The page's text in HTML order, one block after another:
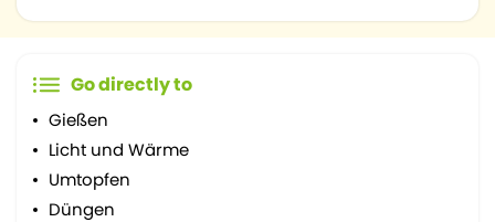
Go directly to
Gießen
Licht und Wärme
Umtopfen
Düngen